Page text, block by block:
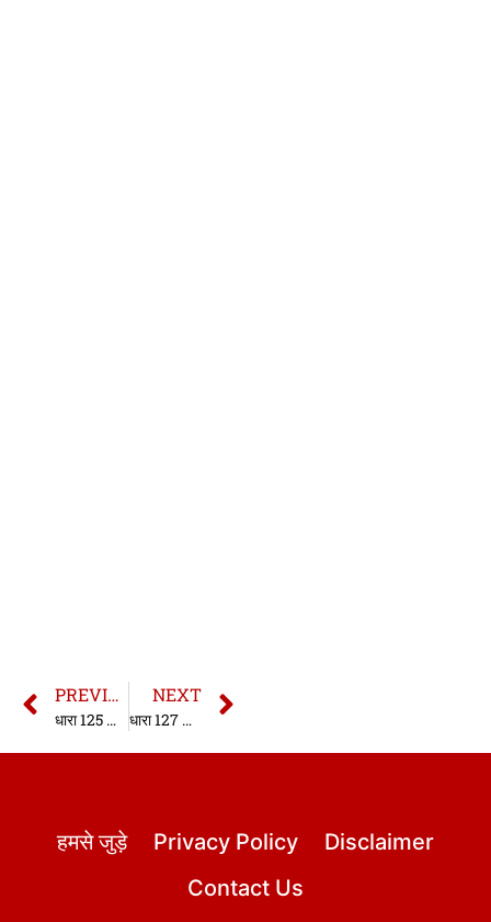
PREVIOUS
धारा 125 भारतीय साक्ष्य अधिनियम | धारा 125 साक्ष्य अधिनियम| Section 125 Indian Evidence Act in hindi
NEXT
धारा 127 भारतीय साक्ष्य अधिनियम | धारा 127 साक्ष्य अधिनियम| Section 127 Indian Evidence Act in hindi
हमसे जुड़े Privacy Policy
Disclaimer
Contact Us